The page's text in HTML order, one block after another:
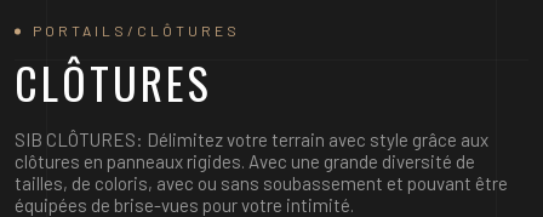
PORTAILS/CLÔTURES
CLÔTURES
SIB CLÔTURES: Délimitez votre terrain avec style grâce aux
clôtures en panneaux rigides. Avec une grande diversité de
tailles, de coloris, avec ou sans soubassement et pouvant être
équipées de brise-vues pour votre intimité.